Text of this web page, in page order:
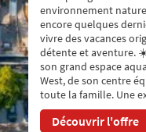
environnement
encore quelques
vivre des vacances
détente et aventure.
son grand espace
West, de son centre
toute la famille. Une
Découvrir l'offre